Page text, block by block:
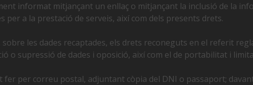
informat mitjançant un enllaç o mitjançant la inclusió de la
a la prestació de serveis, així com dels presents drets.
les dades recaptades, els drets reconeguts en el referit
o supressió de dades i oposició, així com el de portabilitat i
per correu postal, adjuntant còpia del DNI o passaport; davant